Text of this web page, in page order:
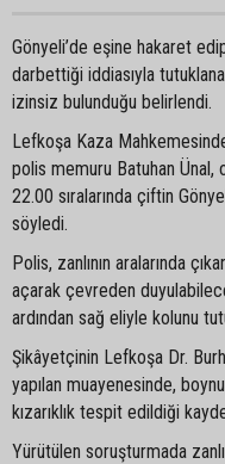
Gönyeli’de eşine hakaret
darbettiği iddiasıyla
izinsiz bulunduğu belirlendi.
Lefkoşa Kaza
polis memuru Batuhan Ünal,
22.00 sıralarında çiftin
söyledi.
Polis, zanlının aralarında
açarak çevreden
ardından sağ eliyle kolunu
Şikâyetçinin Lefkoşa Dr.
yapılan muayenesinde,
kızarıklık tespit edildiği
Yürütülen soruşturmada